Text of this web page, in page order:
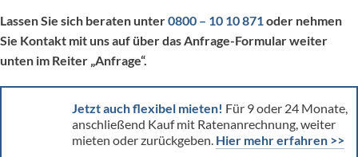
Lassen Sie sich beraten unter0800 – 10 10 871oder nehmen
Sie Kontakt mit uns auf über das Anfrage-Formularweiter
unten im Reiter „Anfrage“.
Jetzt auch flexibel mieten! Für 9 oder 24 Monate,
anschließend Kauf mit Ratenanrechnung, weiter
mieten oder zurückgeben. Hier mehr erfahren >>